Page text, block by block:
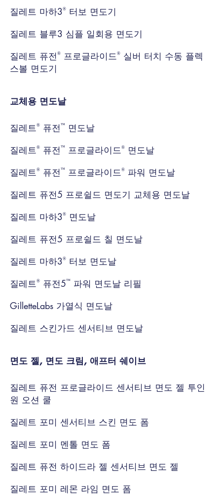
질레트 마하3® 터보 면도기
질레트 블루3 심플 일회용 면도기
질레트 퓨전® 프로글라이드 ® 실버 터치 수동 플렉
스볼 면도기
교체용 면도날
질레트 ® 퓨전™ 면도날
질레트 ® 퓨전™ 프로글라이드 ® 면도날
질레트 ® 퓨전™ 프로글라이드 ® 파워 면도날
질레트 퓨전5 프로쉴드 면도기 교체용 면도날
질레트 마하3® 면도날
질레트 퓨전5 프로쉴드 칠 면도날
질레트 마하3® 터보 면도날
질레트 ® 퓨전5™ 파워 면도날 리필
GilletteLabs 가열식 면도날
질레트 스킨가드 센서티브 면도날
면도 젤, 면도 크림, 애프터 쉐이브
질레트 퓨전 프로글라이드 센서티브 면도 젤 투인
원 오션 쿨
질레트 포미 센서티브 스킨 면도 폼
질레트 포미 멘톨 면도 폼
질레트 퓨전 하이드라 젤 센서티브 면도 젤
질레트 포미 레몬 라임 면도 폼